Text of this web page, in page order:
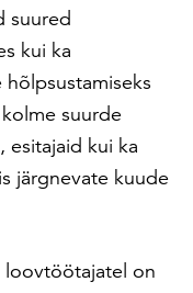
suured
kui ka
hõlpsustamiseks
suurde
esitajaid kui ka
järgnevate kuude
loovtöötajatel on